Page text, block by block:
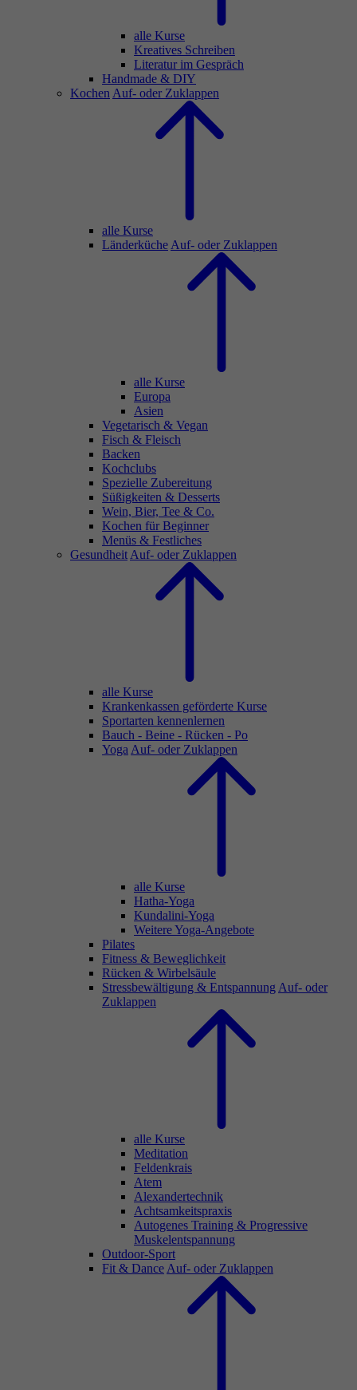
alle Kurse
Kreatives Schreiben
Literatur im Gespräch
Handmade & DIY
Kochen Auf- oder Zuklappen
alle Kurse
Länderküche Auf- oder Zuklappen
alle Kurse
Europa
Asien
Vegetarisch & Vegan
Fisch & Fleisch
Backen
Kochclubs
Spezielle Zubereitung
Süßigkeiten & Desserts
Wein, Bier, Tee & Co.
Kochen für Beginner
Menüs & Festliches
Gesundheit Auf- oder Zuklappen
alle Kurse
Krankenkassen geförderte Kurse
Sportarten kennenlernen
Bauch - Beine - Rücken - Po
Yoga Auf- oder Zuklappen
alle Kurse
Hatha-Yoga
Kundalini-Yoga
Weitere Yoga-Angebote
Pilates
Fitness & Beweglichkeit
Rücken & Wirbelsäule
Stressbewältigung & Entspannung Auf- oder
Zuklappen
alle Kurse
Meditation
Feldenkrais
Atem
Alexandertechnik
Achtsamkeitspraxis
Autogenes Training & Progressive
Muskelentspannung
Outdoor-Sport
Fit & Dance Auf- oder Zuklappen